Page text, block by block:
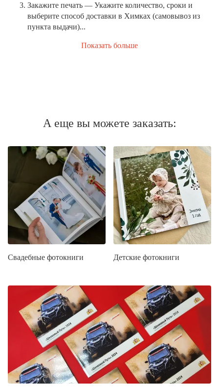
Закажите печать — Укажите количество, сроки и
выберите способ доставки в Химках (самовывоз из
пункта выдачи)...
Показать больше
А еще вы можете заказать:
Свадебные фотокниги Детские фотокниги